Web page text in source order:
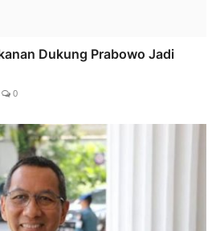
Dukung Prabowo Jadi
0